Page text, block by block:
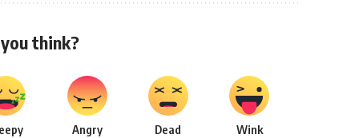
think?
Angry Dead Wink